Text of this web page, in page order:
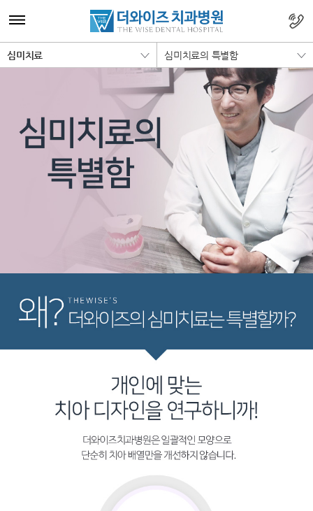
심미치료 심미치료의 특별함